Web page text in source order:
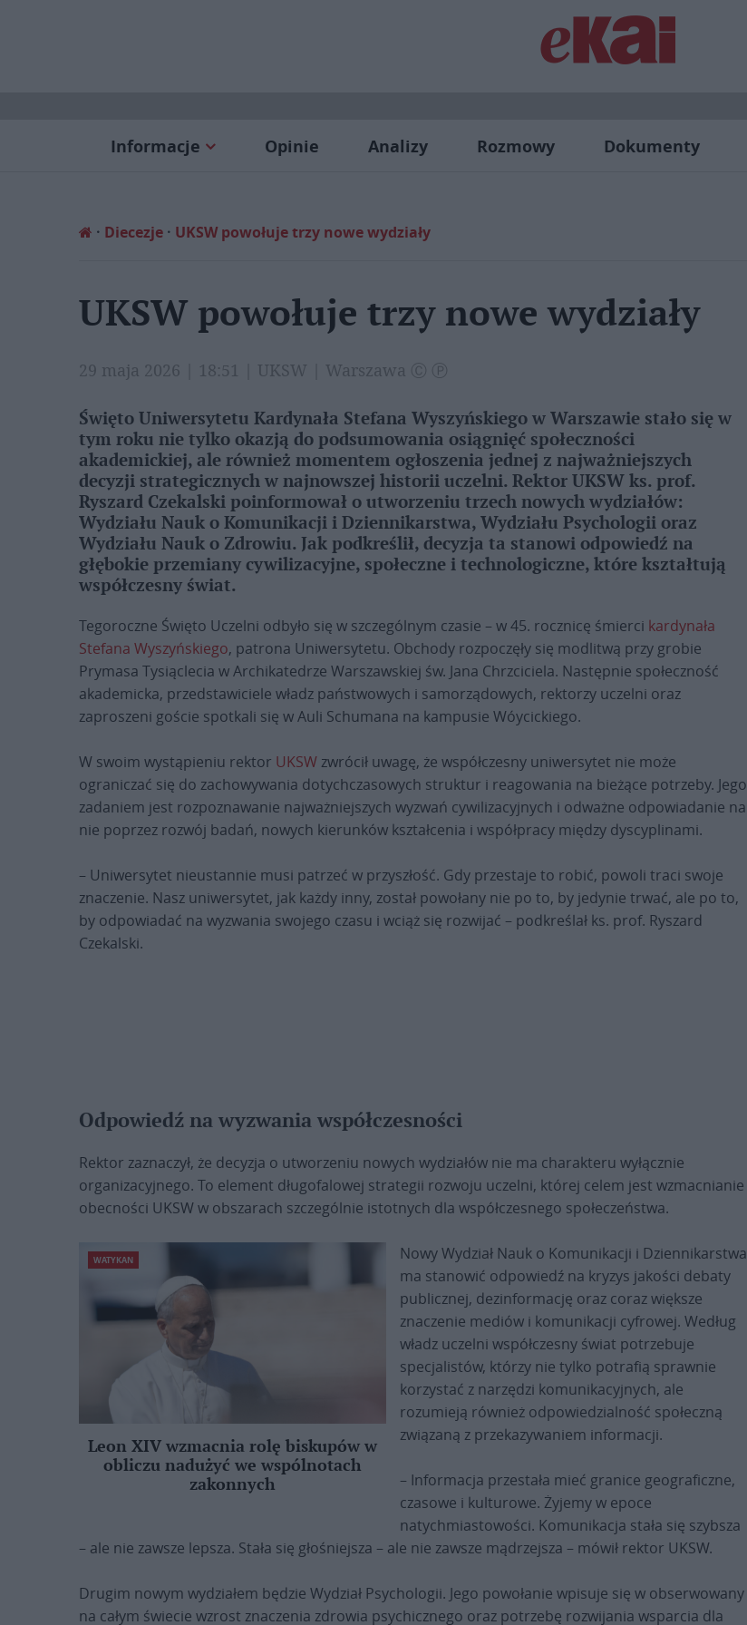
Informacje Opinie Analizy Rozmowy Dokumenty
Diecezje UKSW powołuje trzy nowe wydziały
UKSW powołuje trzy nowe wydziały
29 maja 2026 | 18:51 | UKSW | Warszawa Ⓒ Ⓟ
Święto Uniwersytetu Kardynała Stefana Wyszyńskiego w Warszawie stało się w
tym roku nie tylko okazją do podsumowania osiągnięć społeczności
akademickiej, ale również momentem ogłoszenia jednej z najważniejszych
decyzji strategicznych w najnowszej historii uczelni. Rektor UKSW ks. prof.
Ryszard Czekalski poinformował o utworzeniu trzech nowych wydziałów:
Wydziału Nauk o Komunikacji i Dziennikarstwa, Wydziału Psychologii oraz
Wydziału Nauk o Zdrowiu. Jak podkreślił, decyzja ta stanowi odpowiedź na
głębokie przemiany cywilizacyjne, społeczne i technologiczne, które kształtują
współczesny świat.
Tegoroczne Święto Uczelni odbyło się w szczególnym czasie – w 45. rocznicę śmierci kardynała
Stefana Wyszyńskiego, patrona Uniwersytetu. Obchody rozpoczęły się modlitwą przy grobie
Prymasa Tysiąclecia w Archikatedrze Warszawskiej św. Jana Chrzciciela. Następnie społeczność
akademicka, przedstawiciele władz państwowych i samorządowych, rektorzy uczelni oraz
zaproszeni goście spotkali się w Auli Schumana na kampusie Wóycickiego.
W swoim wystąpieniu rektor UKSW zwrócił uwagę, że współczesny uniwersytet nie może
ograniczać się do zachowywania dotychczasowych struktur i reagowania na bieżące potrzeby. Jego
zadaniem jest rozpoznawanie najważniejszych wyzwań cywilizacyjnych i odważne odpowiadanie na
nie poprzez rozwój badań, nowych kierunków kształcenia i współpracy między dyscyplinami.
– Uniwersytet nieustannie musi patrzeć w przyszłość. Gdy przestaje to robić, powoli traci swoje
znaczenie. Nasz uniwersytet, jak każdy inny, został powołany nie po to, by jedynie trwać, ale po to,
by odpowiadać na wyzwania swojego czasu i wciąż się rozwijać – podkreślał ks. prof. Ryszard
Czekalski.
Odpowiedź na wyzwania współczesności
Rektor zaznaczył, że decyzja o utworzeniu nowych wydziałów nie ma charakteru wyłącznie
organizacyjnego. To element długofalowej strategii rozwoju uczelni, której celem jest wzmacnianie
obecności UKSW w obszarach szczególnie istotnych dla współczesnego społeczeństwa.
WATYKAN
Leon XIV wzmacnia rolę biskupów w
obliczu nadużyć we wspólnotach
zakonnych
Nowy Wydział Nauk o Komunikacji i Dziennikarstwa
ma stanowić odpowiedź na kryzys jakości debaty
publicznej, dezinformację oraz coraz większe
znaczenie mediów i komunikacji cyfrowej. Według
władz uczelni współczesny świat potrzebuje
specjalistów, którzy nie tylko potrafią sprawnie
korzystać z narzędzi komunikacyjnych, ale
rozumieją również odpowiedzialność społeczną
związaną z przekazywaniem informacji.
– Informacja przestała mieć granice geograficzne,
czasowe i kulturowe. Żyjemy w epoce
natychmiastowości. Komunikacja stała się szybsza
– ale nie zawsze lepsza. Stała się głośniejsza – ale nie zawsze mądrzejsza – mówił rektor UKSW.
Drugim nowym wydziałem będzie Wydział Psychologii. Jego powołanie wpisuje się w obserwowany
na całym świecie wzrost znaczenia zdrowia psychicznego oraz potrzebę rozwijania wsparcia dla